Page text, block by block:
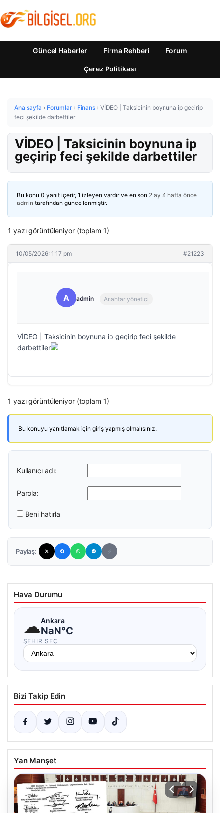
Güncel Haberler Firma Rehberi Forum
Çerez Politikası
Ana sayfa › Forumlar › Finans › VİDEO | Taksicinin boynuna ip geçirip
feci şekilde darbettiler
VİDEO | Taksicinin boynuna ip
geçirip feci şekilde darbettiler
Bu konu 0 yanıt içerir, 1 izleyen vardır ve en son 2 ay 4 hafta önce
admin tarafından güncellenmiştir.
1 yazı görüntüleniyor (toplam 1)
10/05/2026: 1:17 pm #21223
A admin Anahtar yönetici
VİDEO | Taksicinin boynuna ip geçirip feci şekilde
darbettiler
1 yazı görüntüleniyor (toplam 1)
Bu konuyu yanıtlamak için giriş yapmış olmalısınız.
Kullanıcı adı:
Parola:
Beni hatırla
Paylaş:
Hava Durumu
☁Ankara
NaN°C
ŞEHIR SEÇ
Bizi Takip Edin
Yan Manşet